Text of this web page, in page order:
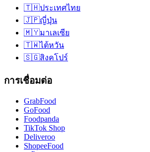
🇹🇭ประเทศไทย
🇯🇵ญี่ปุ่น
🇲🇾มาเลเซีย
🇹🇼ไต้หวัน
🇸🇬สิงคโปร์
การเชื่อมต่อ
GrabFood
GoFood
Foodpanda
TikTok Shop
Deliveroo
ShopeeFood